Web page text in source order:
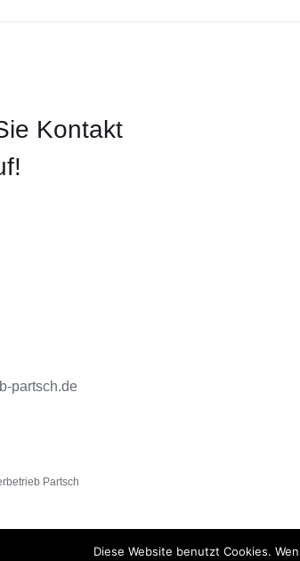
Kontakt
partsch.de
Partsch
Diese Website benutzt Cookies.